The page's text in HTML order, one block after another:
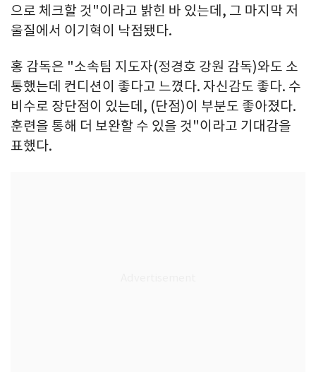
으로 체크할 것"이라고 밝힌 바 있는데, 그 마지막 저
울질에서 이기혁이 낙점됐다.
홍 감독은 "소속팀 지도자(정경호 강원 감독)와도 소
통했는데 컨디션이 좋다고 느꼈다. 자신감도 좋다. 수
비수로 장단점이 있는데, (단점)이 부분도 좋아졌다.
훈련을 통해 더 보완할 수 있을 것"이라고 기대감을
표했다.